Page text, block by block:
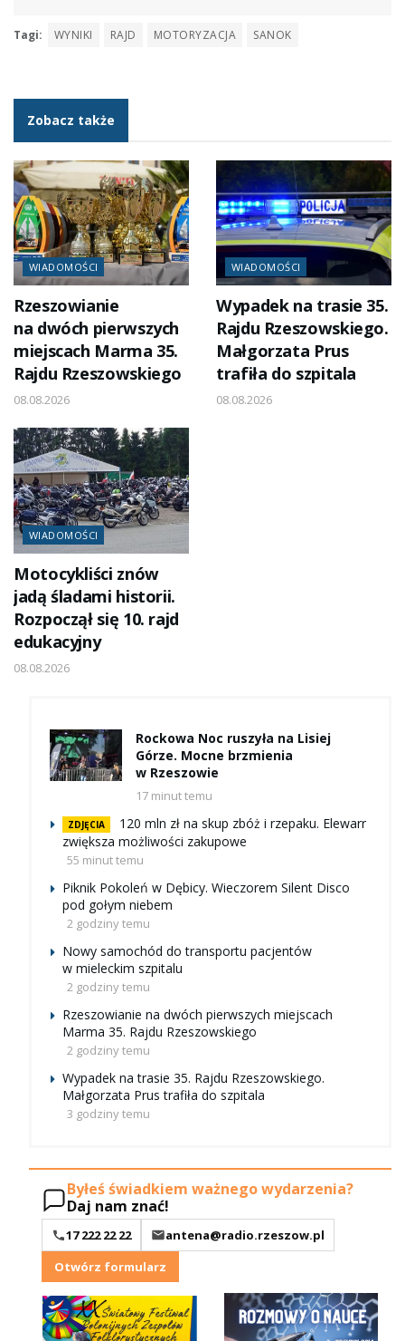
Tagi: WYNIKI RAJD MOTORYZACJA SANOK
Zobacz także
WIADOMOŚCI
Rzeszowianie
na dwóch pierwszych
miejscach Marma 35.
Rajdu Rzeszowskiego
08.08.2026
WIADOMOŚCI
Wypadek na trasie 35.
Rajdu Rzeszowskiego.
Małgorzata Prus
trafiła do szpitala
08.08.2026
WIADOMOŚCI
Motocykliści znów
jadą śladami historii.
Rozpoczął się 10. rajd
edukacyjny
08.08.2026
Rockowa Noc ruszyła na Lisiej
Górze. Mocne brzmienia
w Rzeszowie
17 minut temu
ZDJĘCIA
120 mln zł na skup zbóż i rzepaku. Elewarr
zwiększa możliwości zakupowe
55 minut temu
Piknik Pokoleń w Dębicy. Wieczorem Silent Disco
pod gołym niebem
2 godziny temu
Nowy samochód do transportu pacjentów
w mieleckim szpitalu
2 godziny temu
Rzeszowianie na dwóch pierwszych miejscach
Marma 35. Rajdu Rzeszowskiego
2 godziny temu
Wypadek na trasie 35. Rajdu Rzeszowskiego.
Małgorzata Prus trafiła do szpitala
3 godziny temu
Byłeś świadkiem ważnego wydarzenia?
Daj nam znać!
17 222 22 22
antena@radio.rzeszow.pl
Otwórz formularz